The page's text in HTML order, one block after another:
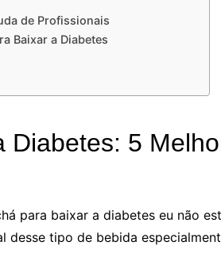
de Profissionais
Baixar a Diabetes
Diabetes: 5
para baixar a diabetes eu não
desse tipo de bebida